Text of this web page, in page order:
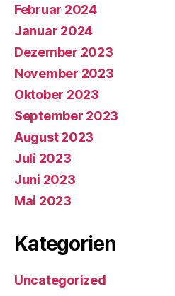
Februar 2024
Januar 2024
Dezember 2023
November 2023
Oktober 2023
September 2023
August 2023
Juli 2023
Juni 2023
Mai 2023
Kategorien
Uncategorized